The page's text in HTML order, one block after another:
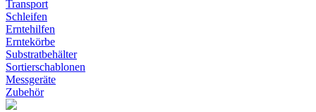
Transport
Schleifen
Erntehilfen
Erntekörbe
Substratbehälter
Sortierschablonen
Messgeräte
Zubehör